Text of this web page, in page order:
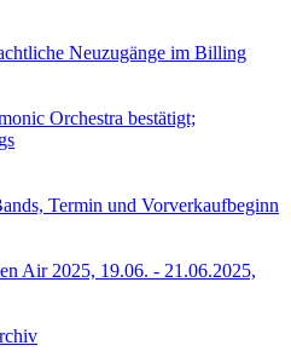
Neuzugänge im Billing
Orchestra bestätigt;
Termin und Vorverkaufbeginn
Air 2025, 19.06. - 21.06.2025,